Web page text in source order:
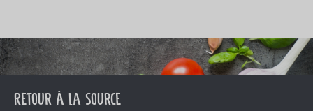
Retour à la source